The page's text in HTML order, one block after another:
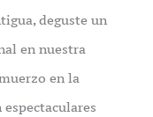
deguste un
en nuestra
en la